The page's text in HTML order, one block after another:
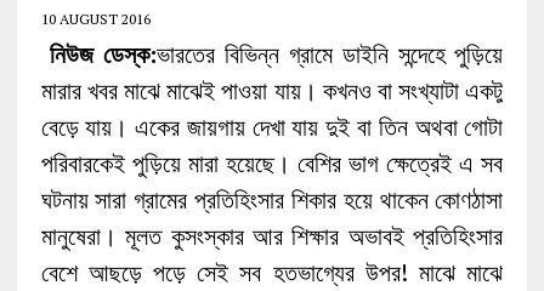
10 AUGUST 2016
নিউজ ডেস্ক:ভারতের বিভিন্ন গ্রামে ডাইনি সন্দেহে পুড়িয়ে
মারার খবর মাঝে মাঝেই পাওয়া যায়। কখনও বা সংখ্যাটা একটু
বেড়ে যায়। একের জায়গায় দেখা যায় দুই বা তিন অথবা গোটা
পরিবারকেই পুড়িয়ে মারা হয়েছে। বেশির ভাগ ক্ষেত্রেই এ সব
ঘটনায় সারা গ্রামের প্রতিহিংসার শিকার হয়ে থাকেন কোণঠাসা
মানুষেরা। মূলত কুসংস্কার আর শিক্ষার অভাবই প্রতিহিংসার
বেশে আছড়ে পড়ে সেই সব হতভাগ্যের উপর! মাঝে মাঝে